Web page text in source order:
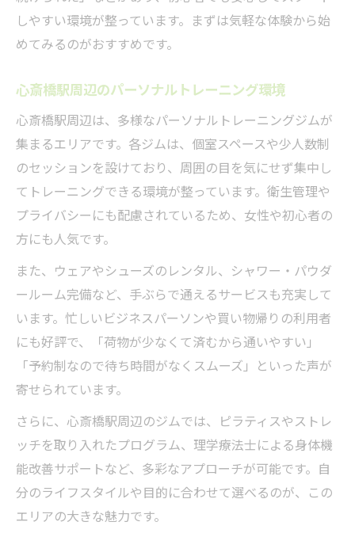
しやすい環境が整っています。まずは気軽な体験から始
めてみるのがおすすめです。
心斎橋駅周辺のパーソナルトレーニング環境
心斎橋駅周辺は、多様なパーソナルトレーニングジムが
集まるエリアです。各ジムは、個室スペースや少人数制
のセッションを設けており、周囲の目を気にせず集中し
てトレーニングできる環境が整っています。衛生管理や
プライバシーにも配慮されているため、女性や初心者の
方にも人気です。
また、ウェアやシューズのレンタル、シャワー・パウダ
ールーム完備など、手ぶらで通えるサービスも充実して
います。忙しいビジネスパーソンや買い物帰りの利用者
にも好評で、「荷物が少なくて済むから通いやすい」
「予約制なので待ち時間がなくスムーズ」といった声が
寄せられています。
さらに、心斎橋駅周辺のジムでは、ピラティスやストレ
ッチを取り入れたプログラム、理学療法士による身体機
能改善サポートなど、多彩なアプローチが可能です。自
分のライフスタイルや目的に合わせて選べるのが、この
エリアの大きな魅力です。